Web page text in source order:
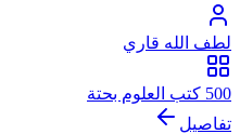
لطف الله قاري
500 كتب العلوم بحتة
تفاصيل